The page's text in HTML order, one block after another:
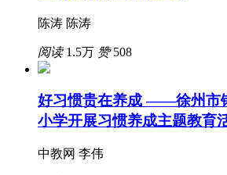
陈涛 陈涛
阅读1.5万 赞508
好习惯贵在养成 ——徐州市
小学开展习惯养成主题教育
中教网 李伟